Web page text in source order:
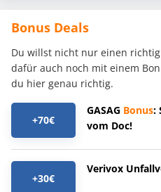
Bonus Deals
Du willst nicht nur einen
dafür auch noch mit einem
du hier genau richtig.
+70€
GASAG Bonus:
vom Doc!
+30€
Verivox